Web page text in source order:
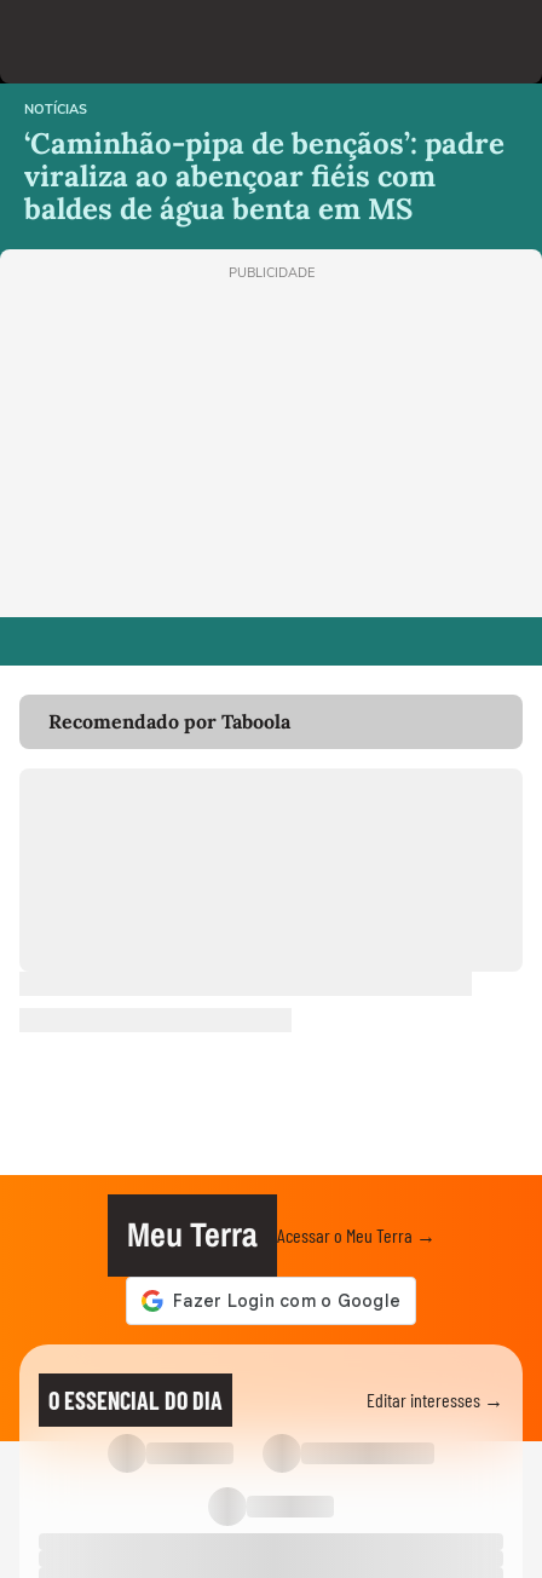
NOTÍCIAS
‘Caminhão-pipa de bençãos’: padre
viraliza ao abençoar fiéis com
baldes de água benta em MS
PUBLICIDADE
Recomendado por Taboola
Meu Terra Acessar o Meu Terra →
O ESSENCIAL DO DIA Editar interesses →